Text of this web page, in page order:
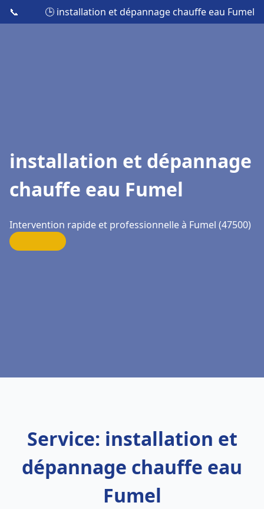
📞 🕒 installation et dépannage chauffe eau Fumel
installation et dépannage
chauffe eau Fumel
Intervention rapide et professionnelle à Fumel (47500)
Service: installation et
dépannage chauffe eau
Fumel